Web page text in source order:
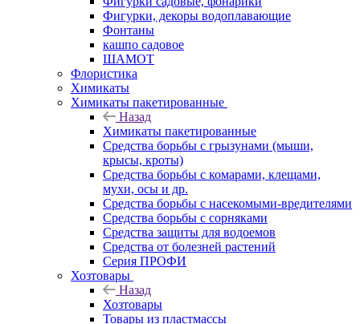
Фигурки, декоры водоплавающие
Фонтаны
кашпо садовое
ШАМОТ
Флористика
Химикаты
Химикаты пакетированные
Назад
Химикаты пакетированные
Средства борьбы с грызунами (мыши,
крысы, кроты)
Средства борьбы с комарами, клещами,
мухи, осы и др.
Средства борьбы с насекомыми-вредителями
Средства борьбы с сорняками
Средства защиты для водоемов
Средства от болезней растений
Серия ПРОФИ
Хозтовары
Назад
Хозтовары
Товары из пластмассы